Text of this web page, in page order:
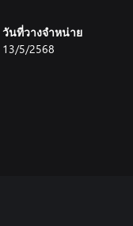
วันที่วางจำหน่าย
13/5/2568